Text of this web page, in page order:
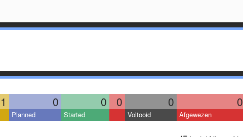
1 0 0 0 0 0
Planned Started Voltooid Afgewezen